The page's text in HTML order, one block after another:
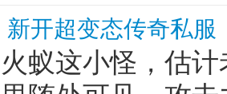
新开超变态传奇私服
火蚁这小怪，估